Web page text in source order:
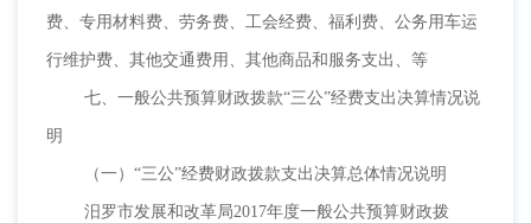
费、专用材料费、劳务费、工会经费、福利费、公务用车运
行维护费、其他交通费用、其他商品和服务支出、等
七、一般公共预算财政拨款“三公”经费支出决算情况说
明
（一） “三公”经费财政拨款支出决算总体情况说明
汨罗市发展和改革局2017年度一般公共预算财政拨